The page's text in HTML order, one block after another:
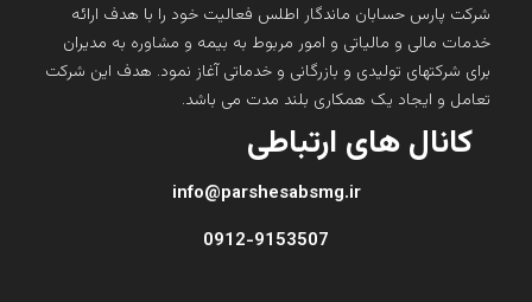
شرکت پارس حسابان ماندگار اطلس فعالیت خود را با هدف ارائه
خدمات مالی و مالیاتی و امور مربوط به بیمه و مشاوره به مدیران
برای شرکتهای تولیدی و بازرگانی و خدماتی آغاز نمود. هدف این شرکت
تعامل و ایجاد یک همکاری بلند مدت می باشد.
کانال های ارتباطی
info@parshesabsmg.ir
0912-9153507